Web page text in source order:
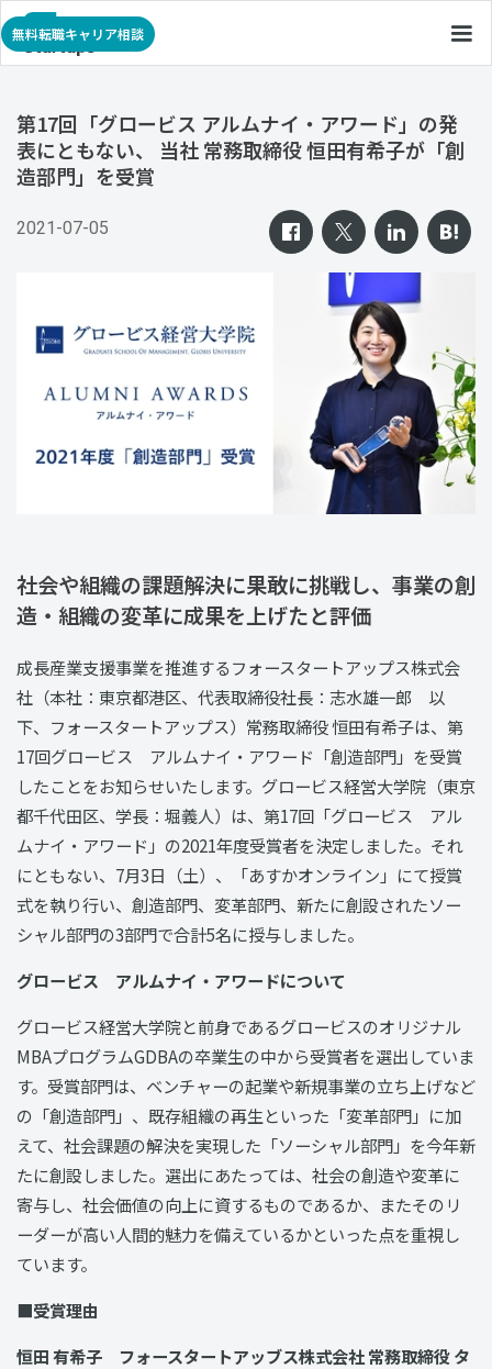
無料転職キャリア相談
第17回「グロービス アルムナイ・アワード」の発
表にともない、 当社 常務取締役 恒田有希子が「創
造部門」を受賞
2021-07-05
社会や組織の課題解決に果敢に挑戦し、事業の創
造・組織の変革に成果を上げたと評価
成長産業支援事業を推進するフォースタートアップス株式会
社（本社：東京都港区、代表取締役社長：志水雄一郎 以
下、フォースタートアップス）常務取締役 恒田有希子は、第
17回グロービス アルムナイ・アワード「創造部門」を受賞
したことをお知らせいたします。グロービス経営大学院（東京
都千代田区、学長：堀義人）は、第17回「グロービス アル
ムナイ・アワード」の2021年度受賞者を決定しました。それ
にともない、7月3日（土）、「あすかオンライン」にて授賞
式を執り行い、創造部門、変革部門、新たに創設されたソー
シャル部門の3部門で合計5名に授与しました。
グロービス アルムナイ・アワードについて
グロービス経営大学院と前身であるグロービスのオリジナル
MBAプログラムGDBAの卒業生の中から受賞者を選出していま
す。受賞部門は、ベンチャーの起業や新規事業の立ち上げなど
の「創造部門」、既存組織の再生といった「変革部門」に加
えて、社会課題の解決を実現した「ソーシャル部門」を今年新
たに創設しました。選出にあたっては、社会の創造や変革に
寄与し、社会価値の向上に資するものであるか、またそのリ
ーダーが高い人間的魅力を備えているかといった点を重視し
ています。
■受賞理由
恒田 有希子 フォースタートアッブス株式会社 常務取締役 タ